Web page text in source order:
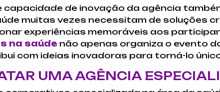
capacidade de inovação da agência
muitas vezes necessitam de soluções
experiências memoráveis aos
na saúde não apenas organiza o evento
com ideias inovadoras para torná-lo
UMA AGÊNCIA